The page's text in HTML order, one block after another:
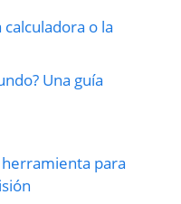
o la
Una guía
herramienta para